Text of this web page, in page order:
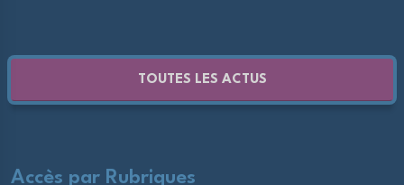
TOUTES LES ACTUS
Accès par Rubriques